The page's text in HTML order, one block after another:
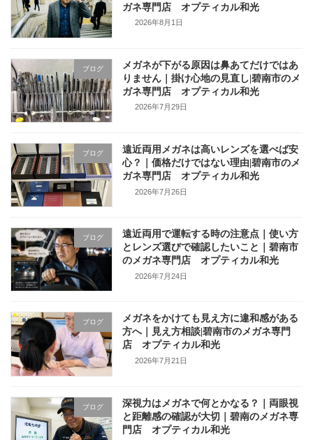
ガネ専門店 オプティカル和光
2026年8月1日
ブログ
メガネが下がる原因は鼻あてだけではあ
りません｜掛け心地の見直し|碧南市のメ
ガネ専門店 オプティカル和光
2026年7月29日
ブログ
遠近両用メガネは高いレンズを選べば安
心？｜価格だけではない理由|碧南市のメ
ガネ専門店 オプティカル和光
2026年7月26日
ブログ
遠近両用で運転する時の注意点｜使い方
とレンズ選びで確認したいこと｜碧南市
のメガネ専門店 オプティカル和光
2026年7月24日
ブログ
メガネをかけても見え方に違和感がある
方へ｜見え方相談|碧南市のメガネ専門
店 オプティカル和光
2026年7月21日
ブログ
深視力はメガネで何とかなる？｜両眼視
と距離感の確認が大切｜碧南のメガネ専
門店 オプティカル和光